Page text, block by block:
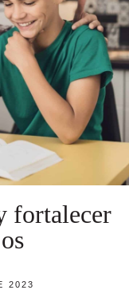
fortalecer
2023